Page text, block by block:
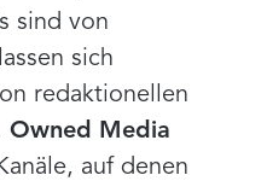
sind von
sich
redaktionellen
Owned Media
auf denen